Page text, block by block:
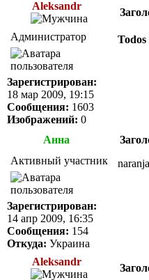
Aleksandr
Администратор
Зарегистрирован:
18 мар 2009, 19:15
Сообщения: 1603
Изображений: 0
Todos
Анна
Активный участник
Зарегистрирован:
14 апр 2009, 16:35
Сообщения: 154
Откуда: Украина
Aleksandr